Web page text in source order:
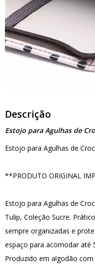
Descrição
Estojo para Agulhas de
Estojo para Agulhas de
**PRODUTO ORIGINAL
Estojo para Agulhas de
Tulip, Coleção Sucre.
sempre organizadas e
espaço para acomodar até
Produzido em algodão